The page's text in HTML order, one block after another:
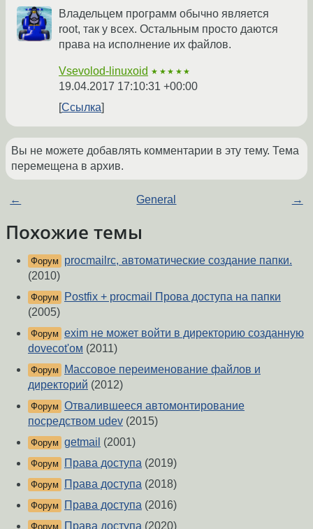
Владельцем программ обычно является
root, так у всех. Остальным просто даются
права на исполнение их файлов.
Vsevolod-linuxoid ★★★★★
19.04.2017 17:10:31 +00:00
Ссылка
Вы не можете добавлять комментарии в эту тему. Тема
перемещена в архив.
← General →
Похожие темы
Форум
procmailrc, автоматические создание папки.
(2010)
Форум
Postfix + procmail Прова доступа на папки
(2005)
Форум exim не может войти в директорию созданную
dovecot'ом (2011)
Форум
Массовое переименование файлов и
директорий (2012)
Форум Отвалившееся автомонтирование
посредством udev (2015)
Форум getmail (2001)
Форум Права доступа (2019)
Форум Права доступа (2018)
Форум Права доступа (2016)
Форум Права доступа (2020)